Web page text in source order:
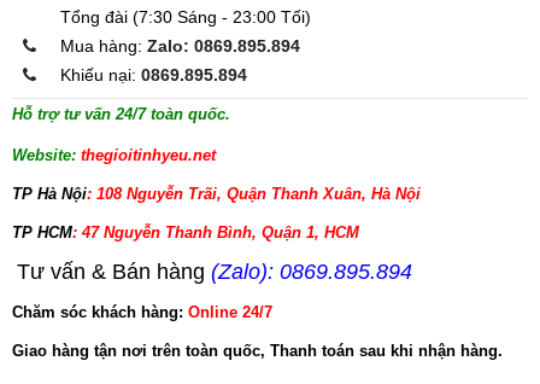
Tổng đài (7:30 Sáng - 23:00 Tối)
Mua hàng: Zalo: 0869.895.894
Khiếu nại: 0869.895.894
Hỗ trợ tư vấn 24/7 toàn quốc.
Website: thegioitinhyeu.net
TP Hà Nội: 108 Nguyễn Trãi, Quận Thanh Xuân, Hà Nội
TP HCM: 47 Nguyễn Thanh Bình, Quận 1, HCM
Tư vấn & Bán hàng (Zalo): 0869.895.894
Chăm sóc khách hàng: Online 24/7
Giao hàng tận nơi trên toàn quốc, Thanh toán sau khi nhận hàng.